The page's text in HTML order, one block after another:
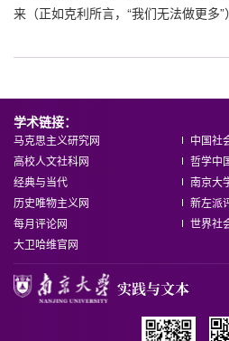
来（正如克利所言，“我们无法做更多”
学术链接：
马克思主义研究网
中国社
高校人文社科网
哲学中
经典与当代
南京大
历史唯物主义网
新左派
每月评论网
世界社
大卫哈维官网